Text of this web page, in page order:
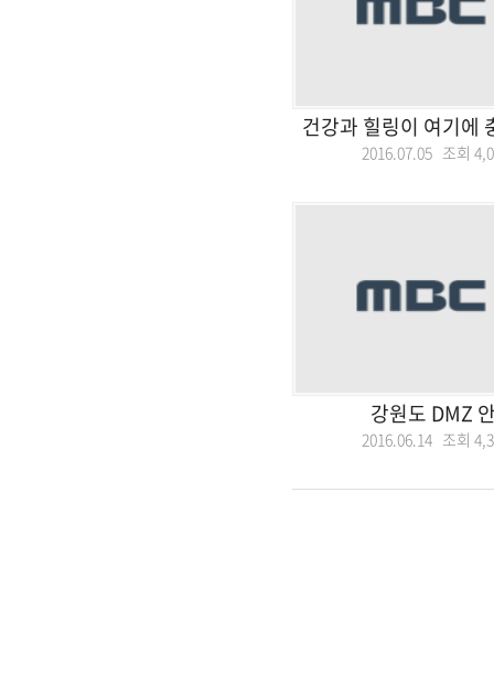
건강과 힐링이 여기에
2016.07.05 조회
강원도 DMZ
2016.06.14 조회